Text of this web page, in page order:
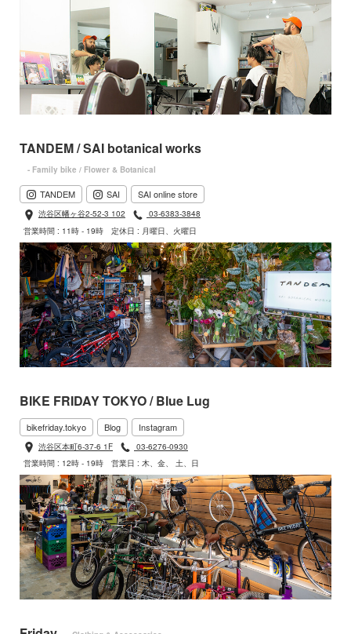
TANDEM / SAI botanical works
- Family bike / Flower & Botanical
TANDEM SAI SAI online store
渋谷区幡ヶ谷2-52-3 102
03-6383-3848
営業時間 : 11時 - 19時
定休日 : 月曜日、火曜日
BIKE FRIDAY TOKYO / Blue Lug
bikefriday.tokyo Blog Instagram
渋谷区本町6-37-6 1F
03-6276-0930
営業時間 : 12時 - 19時
営業日 : 木、金、 土、日